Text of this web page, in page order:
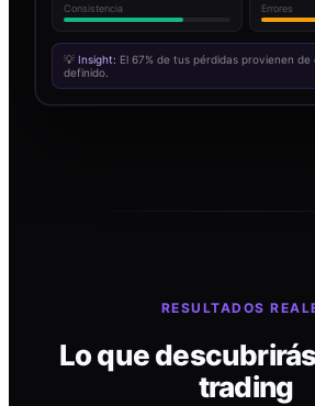
Consistencia Errores
💡 Insight: El 67% de tus pérdidas provienen
definido.
RESULTADOS
Lo que
trading